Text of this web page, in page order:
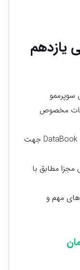
یازدهم
مخصوص
گردآوری واژگان در صفحات مخصوص DataBook جهت
هر درس در 5 بخش مجزا مطابق با
مهم و